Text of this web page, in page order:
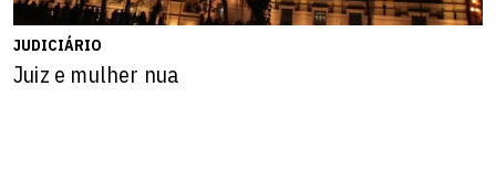
JUDICIÁRIO
Juiz e mulher nua